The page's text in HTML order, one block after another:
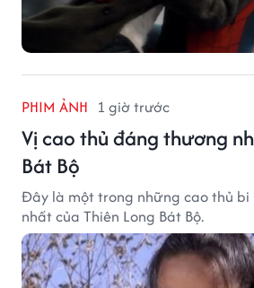
PHIM ẢNH 1 giờ trước
Vị cao thủ đáng thương
Bát Bộ
Đây là một trong những cao thủ bi
nhất của Thiên Long Bát Bộ.